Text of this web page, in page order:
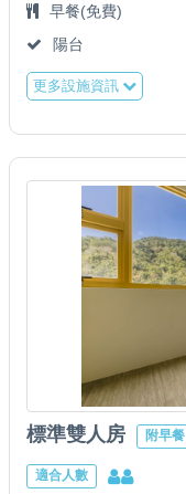
早餐(免費)
陽台
更多設施資訊
標準雙人房 附早餐
適合人數